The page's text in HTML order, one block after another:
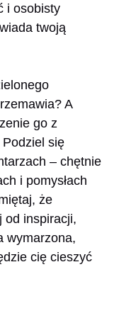
i osobisty
twoją
A
go z
się
– chętnie
i pomysłach
że
od inspiracji,
wymarzona,
cię cieszyć